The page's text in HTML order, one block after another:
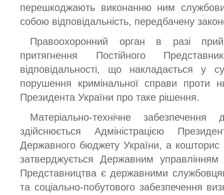
перешкоджають виконанню ним
собою відповідальність, передбачену
Правоохоронний орган в разі
притягнення Постійного
відповідальності, що накладається у
порушення кримінальної справи проти
Президента України про таке рішення.
Матеріально-технічне забезпечення
здійснюється Адміністрацією
Державного бюджету України, а кошторис
затверджується Державним
Представництва є державними
та соціально-побутового забезпечення